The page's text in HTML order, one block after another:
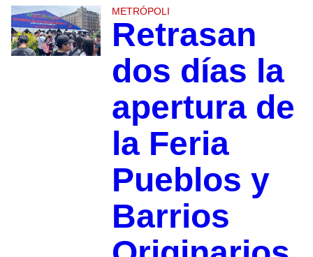
METRÓPOLI
Retrasan
dos días la
apertura de
la Feria
Pueblos y
Barrios